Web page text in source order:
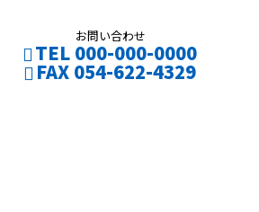
お問い合わせ
TEL 000-000-0000
FAX 054-622-4329